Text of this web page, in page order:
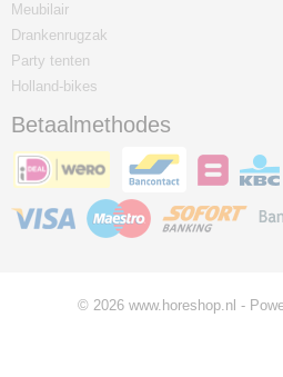
Meubilair
Drankenrugzak
Party tenten
Holland-bikes
Betaalmethodes
© 2026 www.horeshop.nl -